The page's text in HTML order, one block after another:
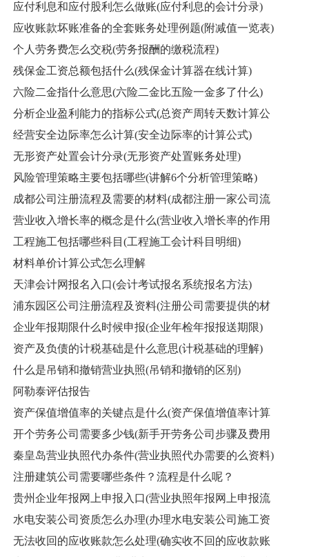
应付利息和应付股利怎么做账(应付利息的会计分录)
应收账款坏账准备的全套账务处理例题(附减值一览表)
个人劳务费怎么交税(劳务报酬的缴税流程)
残保金工资总额包括什么(残保金计算器在线计算)
六险二金指什么意思(六险二金比五险一金多了什么)
分析企业盈利能力的指标公式(总资产周转天数计算公
经营安全边际率怎么计算(安全边际率的计算公式)
无形资产处置会计分录(无形资产处置账务处理)
风险管理策略主要包括哪些(讲解6个分析管理策略)
成都公司注册流程及需要的材料(成都注册一家公司流
营业收入增长率的概念是什么(营业收入增长率的作用
工程施工包括哪些科目(工程施工会计科目明细)
材料单价计算公式怎么理解
天津会计网报名入口(会计考试报名系统报名方法)
浦东园区公司注册流程及资料(注册公司需要提供的材
企业年报期限什么时候申报(企业年检年报报送期限)
资产及负债的计税基础是什么意思(计税基础的理解)
什么是吊销和撤销营业执照(吊销和撤销的区别)
阿勒泰评估报告
资产保值增值率的关键点是什么(资产保值增值率计算
开个劳务公司需要多少钱(新手开劳务公司步骤及费用
秦皇岛营业执照代办条件(营业执照代办需要的么资料)
注册建筑公司需要哪些条件？流程是什么呢？
贵州企业年报网上申报入口(营业执照年报网上申报流
水电安装公司资质怎么办理(办理水电安装公司施工资
无法收回的应收账款怎么处理(确实收不回的应收款账